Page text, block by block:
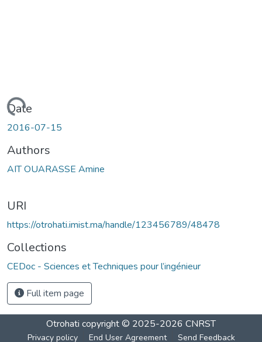
Loading...
Date
2016-07-15
Authors
AIT OUARASSE Amine
URI
https://otrohati.imist.ma/handle/123456789/48478
Collections
CEDoc - Sciences et Techniques pour l’ingénieur
Full item page
Otrohati copyright © 2025-2026 CNRST
Privacy policy End User Agreement Send Feedback